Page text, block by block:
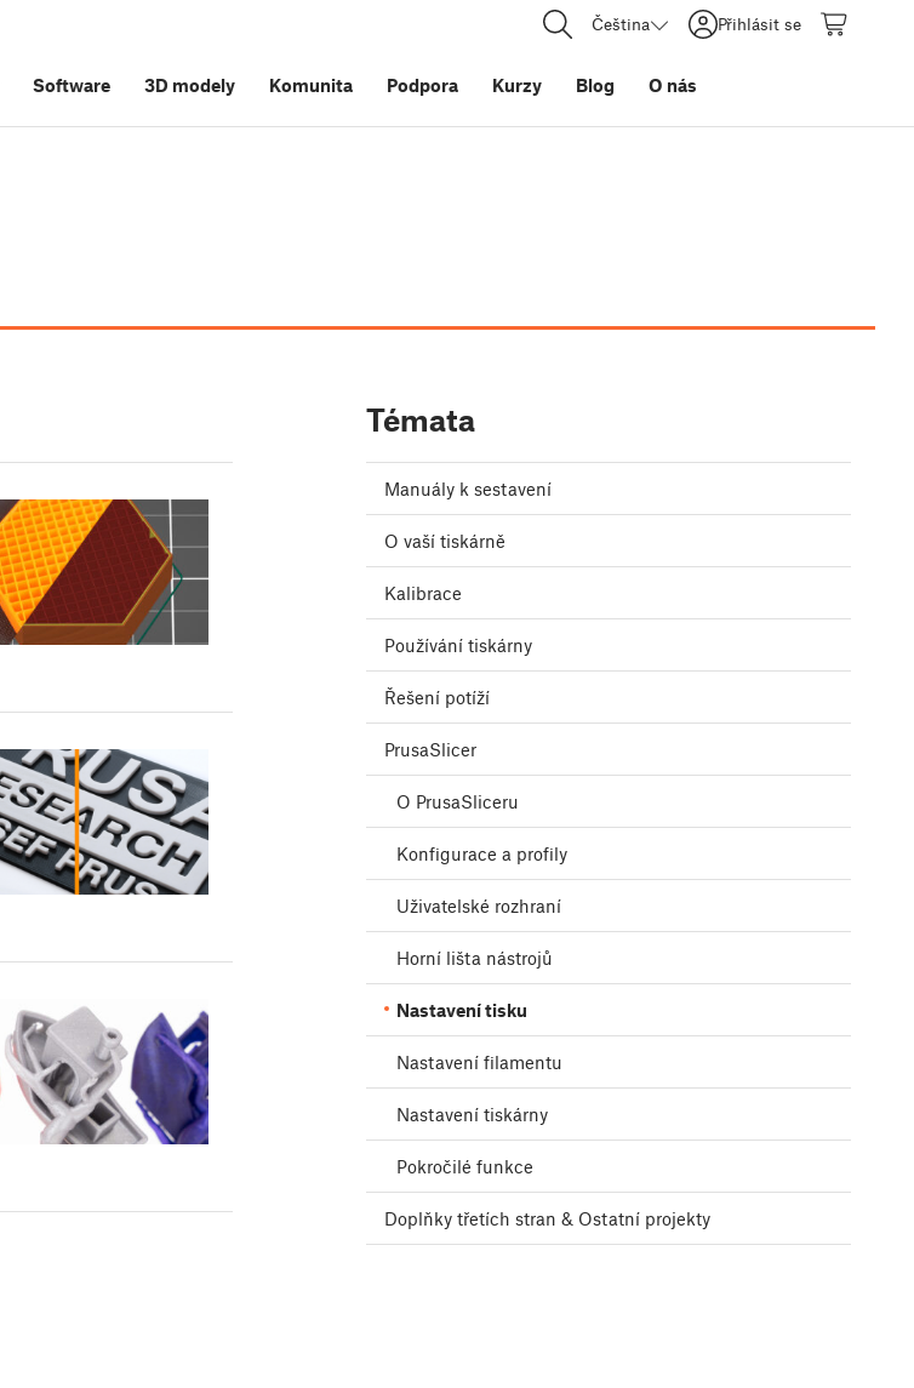
Čeština Přihlásit se
Software 3D modely Komunita Podpora Kurzy Blog O nás
Témata
Manuály k sestavení
O vaší tiskárně
Kalibrace
Používání tiskárny
Řešení potíží
PrusaSlicer
O PrusaSliceru
Konfigurace a profily
Uživatelské rozhraní
Horní lišta nástrojů
Nastavení tisku
Nastavení filamentu
Nastavení tiskárny
Pokročilé funkce
Doplňky třetích stran & Ostatní projekty